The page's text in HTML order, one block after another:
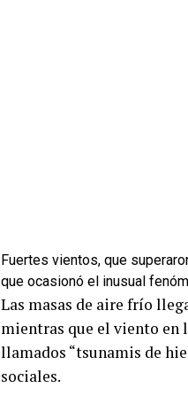
Fuertes vientos, que
que ocasionó el inusual
Las masas de aire frío
mientras que el viento en
llamados “tsunamis de
sociales.